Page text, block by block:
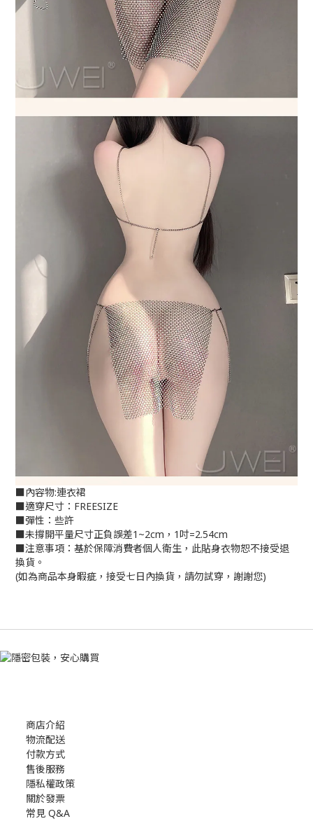
■內容物:連衣裙
■適穿尺寸：FREESIZE
■彈性：些許
■未撐開平量尺寸正負誤差1~2cm，1吋=2.54cm
■注意事項：基於保障消費者個人衛生，此貼身衣物恕不接受退
換貨。
(如為商品本身暇疵，接受七日內換貨，請勿試穿，謝謝您)
商店介紹
物流配送
付款方式
售後服務
隱私權政策
關於發票
常見 Q&A